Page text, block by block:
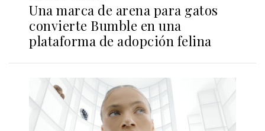
Una marca de arena para gatos
convierte Bumble en una
plataforma de adopción felina